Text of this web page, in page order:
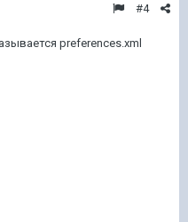
#4
preferences.xml